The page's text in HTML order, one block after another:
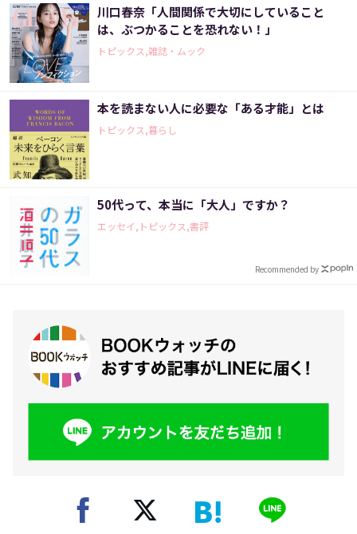
川口春奈「人間関係で大切にしていること
は、ぶつかることを恐れない！」
トピックス,雑誌・ムック
本を読まない人に必要な「ある才能」とは
トピックス,暮らし
50代って、本当に「大人」ですか？
エッセイ,トピックス,書評
Recommended by